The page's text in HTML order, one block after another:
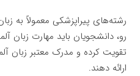
رشته‌های پیراپزشکی معمولاً به
رو، دانشجویان باید مهارت زبان
تقویت کرده و مدرک معتبر زبان
ارائه دهند.